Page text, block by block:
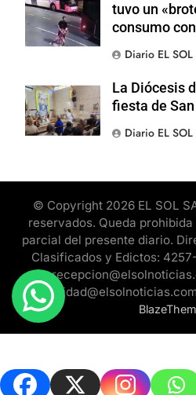
tuvo un
consumo
Diario EL SOL
La Diócesis
fiesta de
Diario EL SOL
© Copyright 2026 EL SOL
reservados. Queda
parcial del presente diario.
Clasificados y Edictos: